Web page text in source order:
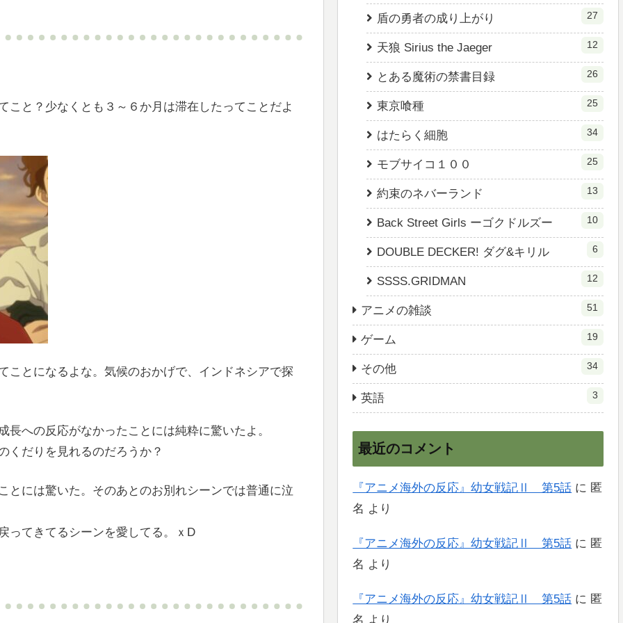
と？少なくとも３～６か月は滞在したってことだよ
ことになるよな。気候のおかげで、インドネシアで探
への反応がなかったことには純粋に驚いたよ。
くだりを見れるのだろうか？
とには驚いた。そのあとのお別れシーンでは普通に泣
ってきてるシーンを愛してる。ｘD
盾の勇者の成り上がり 27
天狼 Sirius the Jaeger 12
とある魔術の禁書目録 26
東京喰種 25
はたらく細胞 34
モブサイコ１００ 25
約束のネバーランド 13
Back Street Girls ーゴクドルズー 10
DOUBLE DECKER! ダグ&キリル 6
SSSS.GRIDMAN 12
アニメの雑談 51
ゲーム 19
その他 34
英語 3
最近のコメント
『アニメ海外の反応』幼女戦記Ⅱ 第5話 に 匿
名 より
『アニメ海外の反応』幼女戦記Ⅱ 第5話 に 匿
名 より
『アニメ海外の反応』幼女戦記Ⅱ 第5話 に 匿
名 より